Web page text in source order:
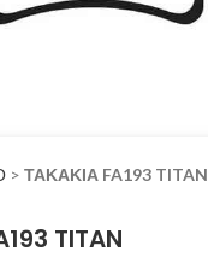
> ΤΑΚΑΚΙΑ FA193 TITAN
TITAN